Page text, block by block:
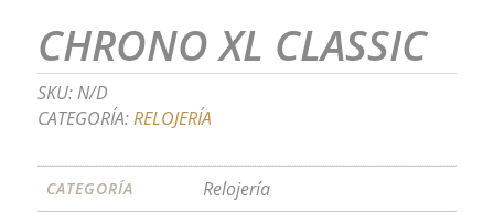
CHRONO XL CLASSIC
SKU:N/D
CATEGORÍA:RELOJERÍA
CATEGORÍA Relojería